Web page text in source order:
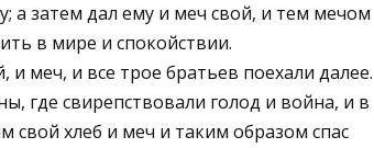
а затем дал ему и меч свой, и тем мечом
в мире и спокойствии.
и меч, и все трое братьев поехали далее.
где свирепствовали голод и война, и в
свой хлеб и меч и таким образом спас